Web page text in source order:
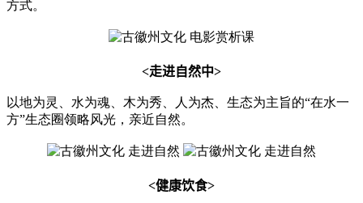
方式。
<走进自然中>
以地为灵、水为魂、木为秀、人为杰、生态为主旨的“在水一
方”生态圈领略风光，亲近自然。
<健康饮食>